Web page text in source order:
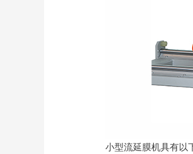
小型流延膜机具有以